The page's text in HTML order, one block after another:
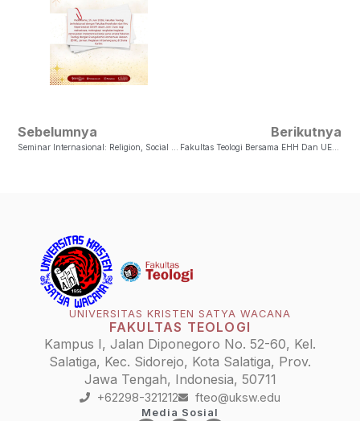
Sebelumnya Berikutnya
Fakultas Teologi Bersama EHH Dan UEM, Jerman Mengunjungi Vihara, Pura, GPIB Semarang, Dan Kampung Batik Djadul Semarang
UNIVERSITAS KRISTEN SATYA WACANA
FAKULTAS TEOLOGI
Kampus I, Jalan Diponegoro No. 52-60, Kel.
Salatiga, Kec. Sidorejo, Kota Salatiga, Prov.
Jawa Tengah, Indonesia, 50711
+62298-321212 fteo@uksw.edu
Media Sosial